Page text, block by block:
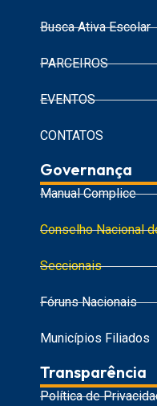
Busca Ativa Escolar
PARCEIROS
EVENTOS
CONTATOS
Governança
Manual Complice
Conselho Nacional
Seccionais
Fóruns Nacionais
Municípios Filiados
Transparência
Política de